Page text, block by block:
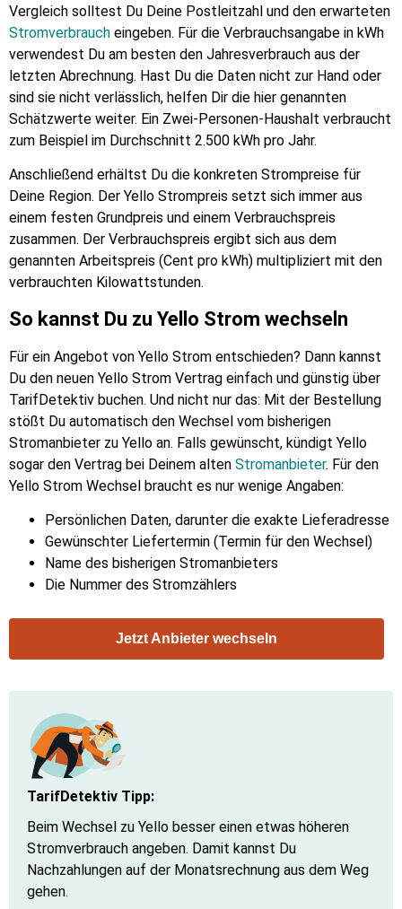
Vergleich solltest Du Deine Postleitzahl und den erwarteten
Stromverbrauch eingeben. Für die Verbrauchsangabe in kWh
verwendest Du am besten den Jahresverbrauch aus der
letzten Abrechnung. Hast Du die Daten nicht zur Hand oder
sind sie nicht verlässlich, helfen Dir die hier genannten
Schätzwerte weiter. Ein Zwei-Personen-Haushalt verbraucht
zum Beispiel im Durchschnitt 2.500 kWh pro Jahr.
Anschließend erhältst Du die konkreten Strompreise für
Deine Region. Der Yello Strompreis setzt sich immer aus
einem festen Grundpreis und einem Verbrauchspreis
zusammen. Der Verbrauchspreis ergibt sich aus dem
genannten Arbeitspreis (Cent pro kWh) multipliziert mit den
verbrauchten Kilowattstunden.
So kannst Du zu Yello Strom wechseln
Für ein Angebot von Yello Strom entschieden? Dann kannst
Du den neuen Yello Strom Vertrag einfach und günstig über
TarifDetektiv buchen. Und nicht nur das: Mit der Bestellung
stößt Du automatisch den Wechsel vom bisherigen
Stromanbieter zu Yello an. Falls gewünscht, kündigt Yello
sogar den Vertrag bei Deinem alten Stromanbieter. Für den
Yello Strom Wechsel braucht es nur wenige Angaben:
Persönlichen Daten, darunter die exakte Lieferadresse
Gewünschter Liefertermin (Termin für den Wechsel)
Name des bisherigen Stromanbieters
Die Nummer des Stromzählers
Jetzt Anbieter wechseln
TarifDetektiv Tipp:
Beim Wechsel zu Yello besser einen etwas höheren
Stromverbrauch angeben. Damit kannst Du
Nachzahlungen auf der Monatsrechnung aus dem Weg
gehen.